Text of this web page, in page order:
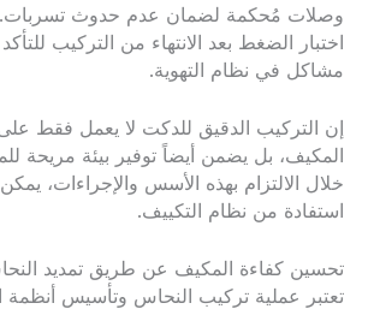
وصلات مُحكمة لضمان عدم حدوث تسربات.
اختبار الضغط بعد الانتهاء من التركيب
مشاكل في نظام التهوية.
إن التركيب الدقيق للدكت لا يعمل فقط
المكيف، بل يضمن أيضاً توفير بيئة مريحة
خلال الالتزام بهذه الأسس والإجراءات،
استفادة من نظام التكييف.
تحسين كفاءة المكيف عن طريق تمديد
تعتبر عملية تركيب النحاس وتأسيس